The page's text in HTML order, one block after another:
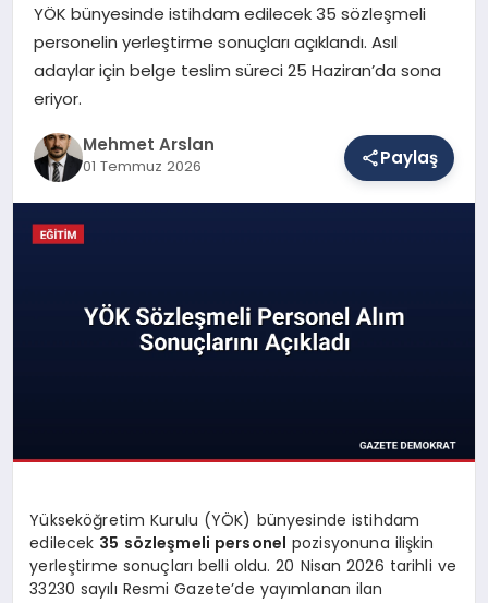
MAGAZIN
SAĞLIK
EĞITIM
YÖK bünyesinde istihdam edilecek 35 sözleşmeli
personelin yerleştirme sonuçları açıklandı. Asıl
adaylar için belge teslim süreci 25 Haziran’da sona
eriyor.
Mehmet Arslan
01 Temmuz 2026 Paylaş
Yükseköğretim Kurulu (YÖK) bünyesinde istihdam
edilecek 35 sözleşmeli personel pozisyonuna ilişkin
yerleştirme sonuçları belli oldu. 20 Nisan 2026 tarihli ve
33230 sayılı Resmi Gazete’de yayımlanan ilan